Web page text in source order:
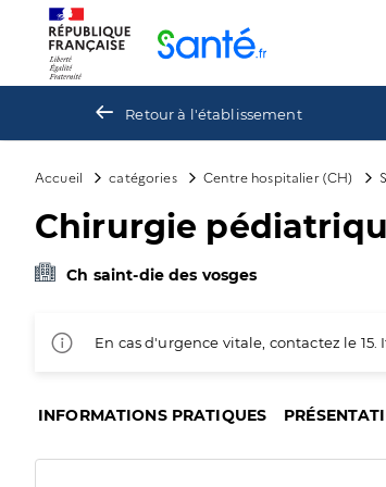
Retour à l'établissement
Accueil catégories Centre hospitalier (CH)
Chirurgie
Ch saint-die des vosges
En cas d'urgence vitale, contactez le
INFORMATIONS PRATIQUES
Panneau de gestion des cookies